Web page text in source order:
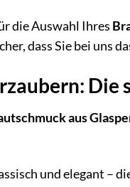
die Auswahl Ihres
dass Sie bei uns
aus
und elegant –